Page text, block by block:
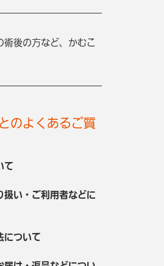
後の方など、かむこ
のよくあるご質
て
扱い・ご利用者などに
について